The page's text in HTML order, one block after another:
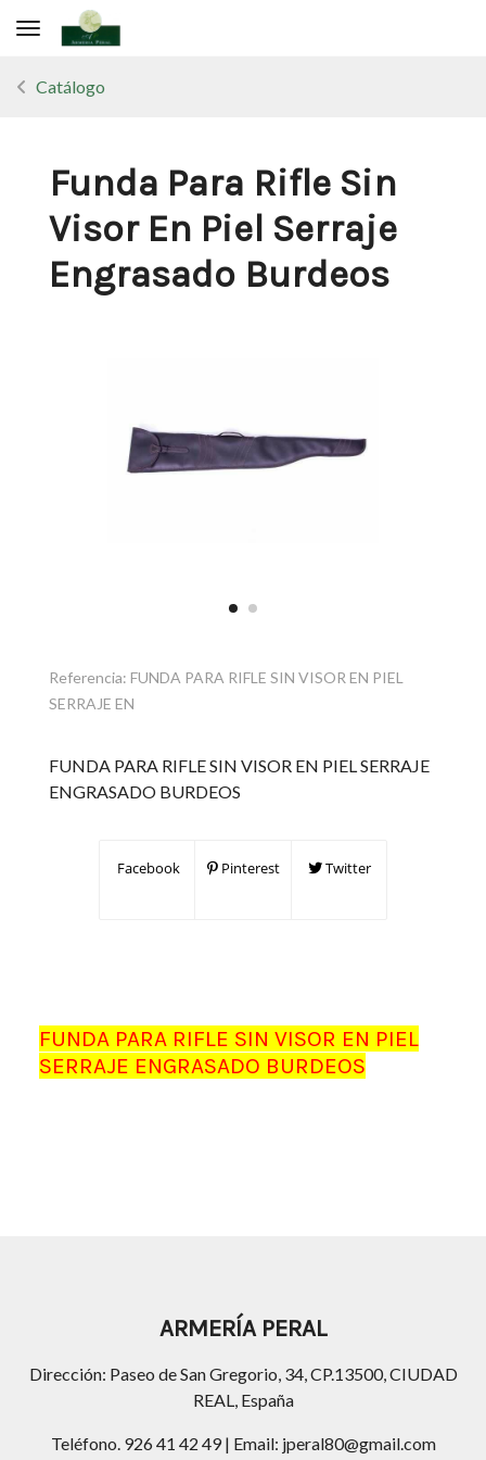
Toggle navigation
Catálogo
Funda Para Rifle Sin
Visor En Piel Serraje
Engrasado Burdeos
Referencia: FUNDA PARA RIFLE SIN VISOR EN PIEL
SERRAJE EN
FUNDA PARA RIFLE SIN VISOR EN PIEL SERRAJE
ENGRASADO BURDEOS
Facebook Pinterest Twitter
FUNDA PARA RIFLE SIN VISOR EN PIEL
SERRAJE ENGRASADO BURDEOS
ARMERÍA PERAL
Dirección: Paseo de San Gregorio, 34, CP.13500, CIUDAD
REAL, España
Teléfono. 926 41 42 49 | Email: jperal80@gmail.com